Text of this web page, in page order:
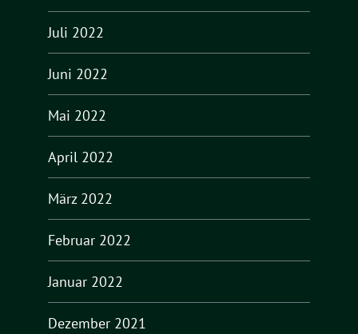
Juli 2022
Juni 2022
Mai 2022
April 2022
März 2022
Februar 2022
Januar 2022
Dezember 2021